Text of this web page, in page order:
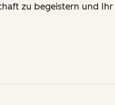
zu begeistern und